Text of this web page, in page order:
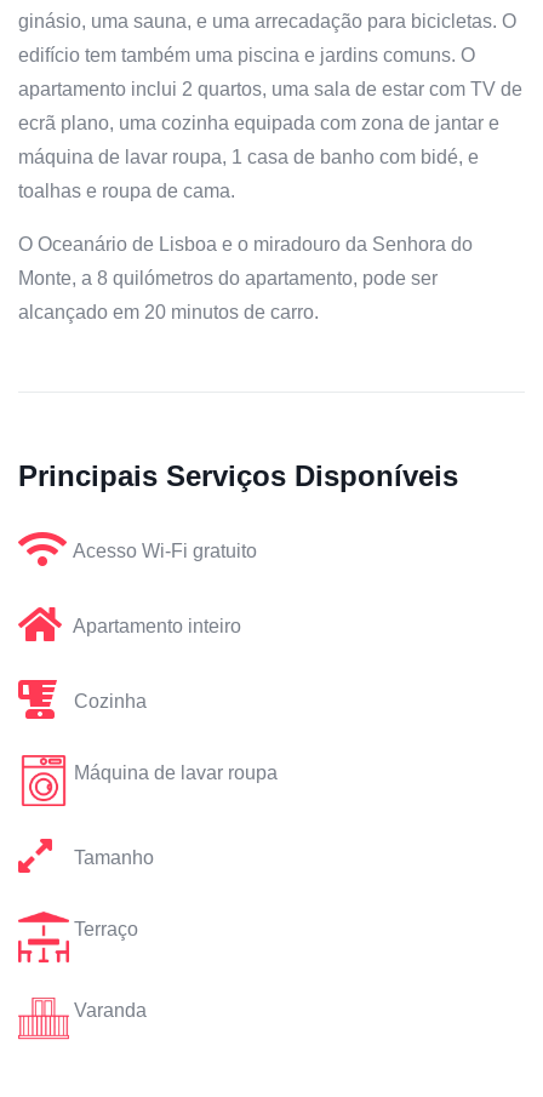
ginásio, uma sauna, e uma arrecadação para bicicletas. O
edifício tem também uma piscina e jardins comuns. O
apartamento inclui 2 quartos, uma sala de estar com TV de
ecrã plano, uma cozinha equipada com zona de jantar e
máquina de lavar roupa, 1 casa de banho com bidé, e
toalhas e roupa de cama.
O Oceanário de Lisboa e o miradouro da Senhora do
Monte, a 8 quilómetros do apartamento, pode ser
alcançado em 20 minutos de carro.
Principais Serviços Disponíveis
Acesso Wi-Fi gratuito
Apartamento inteiro
Cozinha
Máquina de lavar roupa
Tamanho
Terraço
Varanda